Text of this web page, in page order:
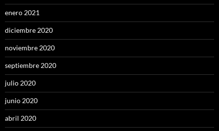
enero 2021
diciembre 2020
noviembre 2020
septiembre 2020
julio 2020
junio 2020
abril 2020